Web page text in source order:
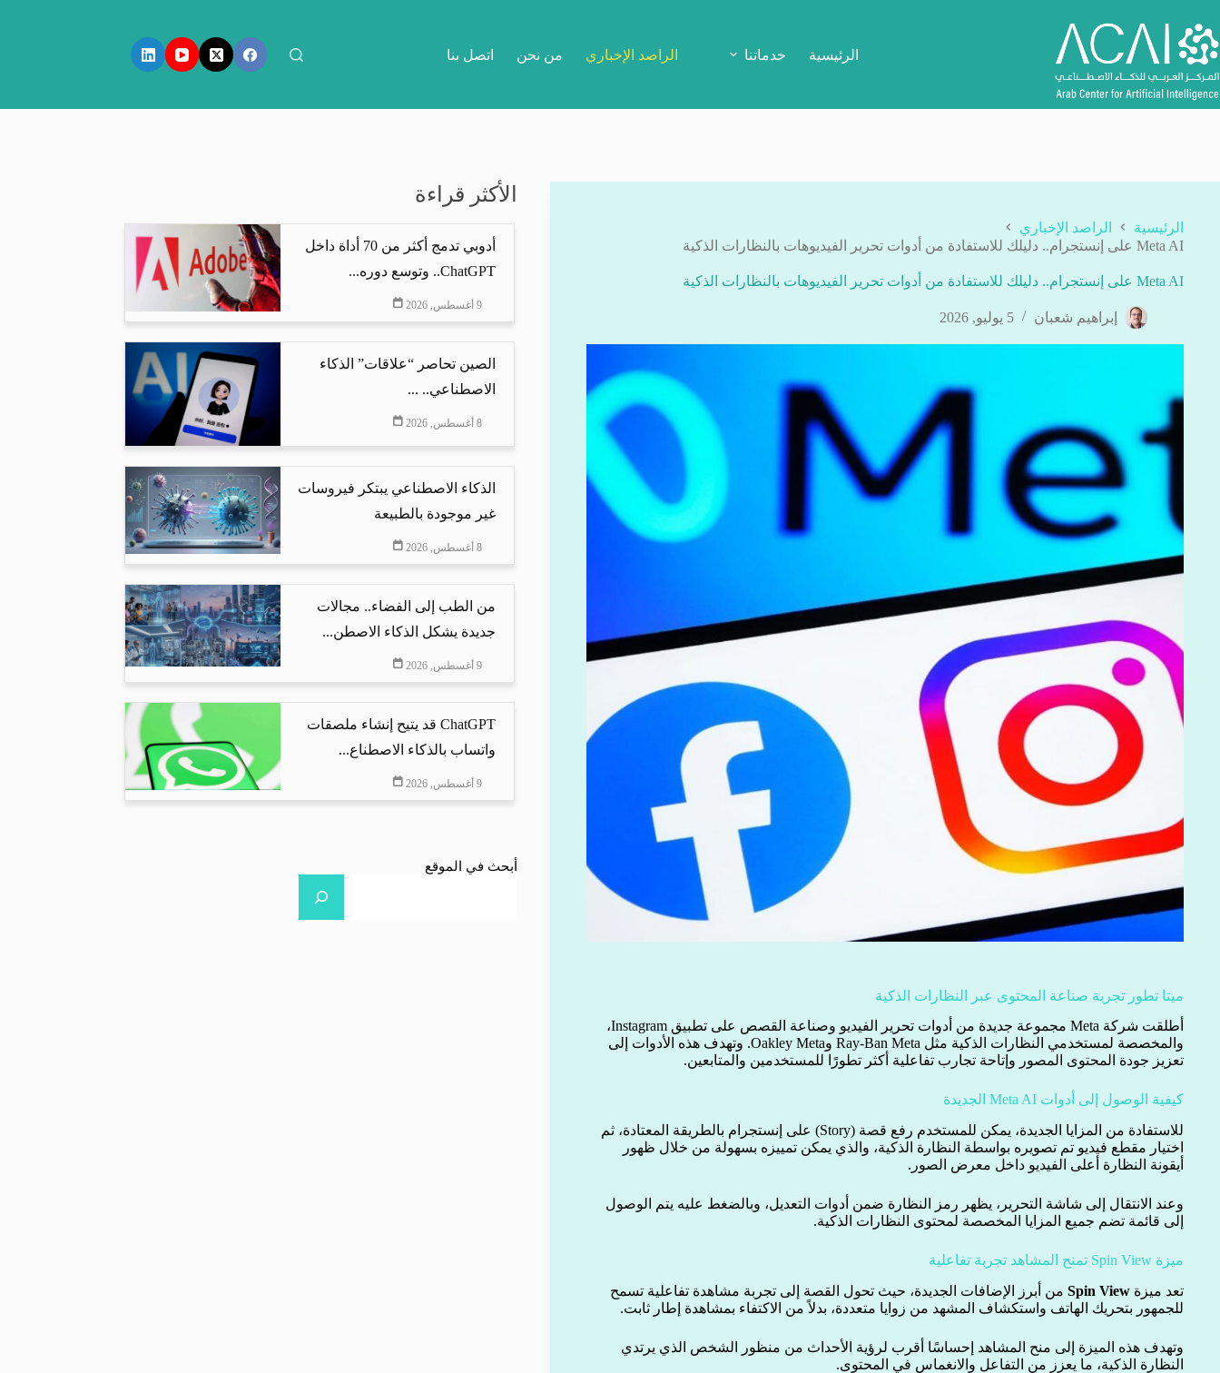
إلى
المحتوى
الرئيسية خدماتنا الراصد الإخباري من نحن اتصل بنا
الرئيسية
الراصد الإخباري
Meta AI على إنستجرام.. دليلك للاستفادة من أدوات تحرير الفيديوهات بالنظارات الذكية
Meta AI على إنستجرام.. دليلك للاستفادة من أدوات تحرير الفيديوهات بالنظارات الذكية
إبراهيم شعبان 5 يوليو, 2026
ميتا تطور تجربة صناعة المحتوى عبر النظارات الذكية
أطلقت شركة Meta مجموعة جديدة من أدوات تحرير الفيديو وصناعة القصص على تطبيق Instagram،
والمخصصة لمستخدمي النظارات الذكية مثل Ray-Ban Meta وOakley Meta. وتهدف هذه الأدوات إلى
تعزيز جودة المحتوى المصور وإتاحة تجارب تفاعلية أكثر تطورًا للمستخدمين والمتابعين.
كيفية الوصول إلى أدوات Meta AI الجديدة
للاستفادة من المزايا الجديدة، يمكن للمستخدم رفع قصة (Story) على إنستجرام بالطريقة المعتادة، ثم
اختيار مقطع فيديو تم تصويره بواسطة النظارة الذكية، والذي يمكن تمييزه بسهولة من خلال ظهور
أيقونة النظارة أعلى الفيديو داخل معرض الصور.
وعند الانتقال إلى شاشة التحرير، يظهر رمز النظارة ضمن أدوات التعديل، وبالضغط عليه يتم الوصول
إلى قائمة تضم جميع المزايا المخصصة لمحتوى النظارات الذكية.
ميزة Spin View تمنح المشاهد تجربة تفاعلية
تعد ميزة Spin View من أبرز الإضافات الجديدة، حيث تحول القصة إلى تجربة مشاهدة تفاعلية تسمح
للجمهور بتحريك الهاتف واستكشاف المشهد من زوايا متعددة، بدلاً من الاكتفاء بمشاهدة إطار ثابت.
وتهدف هذه الميزة إلى منح المشاهد إحساسًا أقرب لرؤية الأحداث من منظور الشخص الذي يرتدي
النظارة الذكية، ما يعزز من التفاعل والانغماس في المحتوى.
الأكثر قراءة
أدوبي تدمج أكثر من 70 أداة داخل
ChatGPT.. وتوسع دوره...
9 أغسطس, 2026
الصين تحاصر “علاقات” الذكاء
الاصطناعي.. ...
8 أغسطس, 2026
الذكاء الاصطناعي يبتكر فيروسات
غير موجودة بالطبيعة
8 أغسطس, 2026
من الطب إلى الفضاء.. مجالات
جديدة يشكل الذكاء الاصطن...
9 أغسطس, 2026
ChatGPT قد يتيح إنشاء ملصقات
واتساب بالذكاء الاصطناع...
9 أغسطس, 2026
أبحث في الموقع